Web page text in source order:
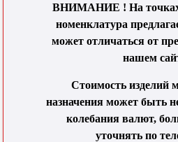
ВНИМАНИЕ ! На точках
номенклатура
может отличаться от
нашем
Стоимость изделий
назначения может быть
колебания валют,
уточнять по